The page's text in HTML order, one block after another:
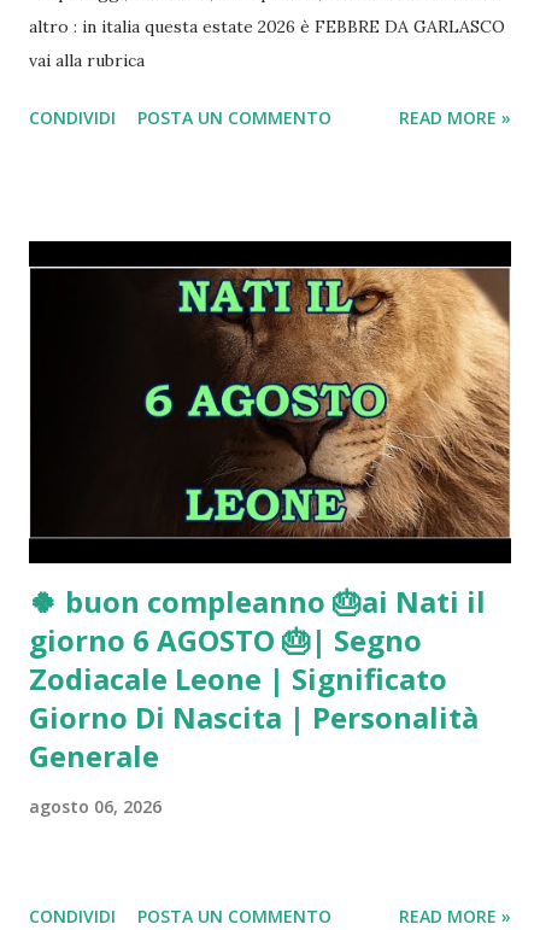
altro : in italia questa estate 2026 è FEBBRE DA GARLASCO
vai alla rubrica
CONDIVIDI POSTA UN COMMENTO READ MORE »
🍀 buon compleanno 🎂ai Nati il
giorno 6 AGOSTO 🎂| Segno
Zodiacale Leone | Significato
Giorno Di Nascita | Personalità
Generale
agosto 06, 2026
CONDIVIDI POSTA UN COMMENTO READ MORE »